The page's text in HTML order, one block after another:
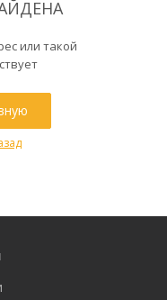
или такой